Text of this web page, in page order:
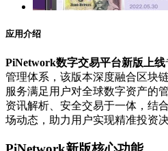
应用介绍
PiNetwork数字交易平台新版上线
管理体系，该版本深度融合区块
服务满足用户对全球数字资产的
资讯解析、安全交易于一体，结
场动态，助力用户实现精准投资决